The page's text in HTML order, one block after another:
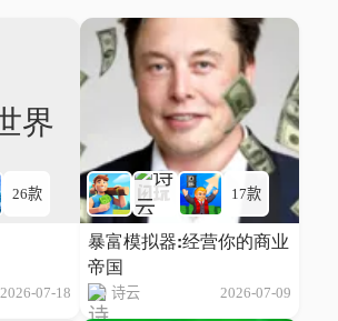
26款
2026-07-18
17款
暴富模拟器:经营你的商业
帝国
诗云 2026-07-09